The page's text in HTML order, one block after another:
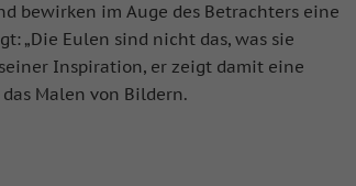
bewirken im Auge des Betrachters eine
„Die Eulen sind nicht das, was sie
Inspiration, er zeigt damit eine
Malen von Bildern.